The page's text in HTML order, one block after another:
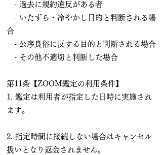
- 過去に規約違反がある者
- いたずら・冷やかし目的と判断される場
合
- 公序良俗に反する目的と判断される場合
- その他不適切と判断した場合
第11条【ZOOM鑑定の利用条件】
1. 鑑定は利用者が指定した日時に実施され
ます。
2. 指定時間に接続しない場合はキャンセル
扱いとなり返金されません。